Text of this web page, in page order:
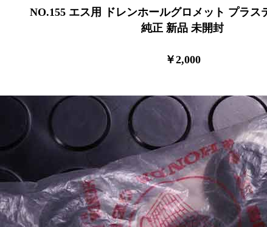
NO.155 エス用 ドレンホールグロメット プラス
純正 新品 未開封
￥2,000